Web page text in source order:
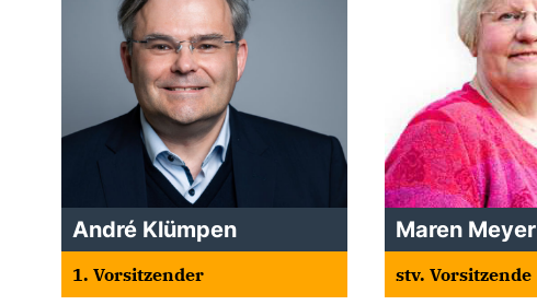
André Klümpen
1. Vorsitzender
Maren Meyer
stv. Vorsitzende